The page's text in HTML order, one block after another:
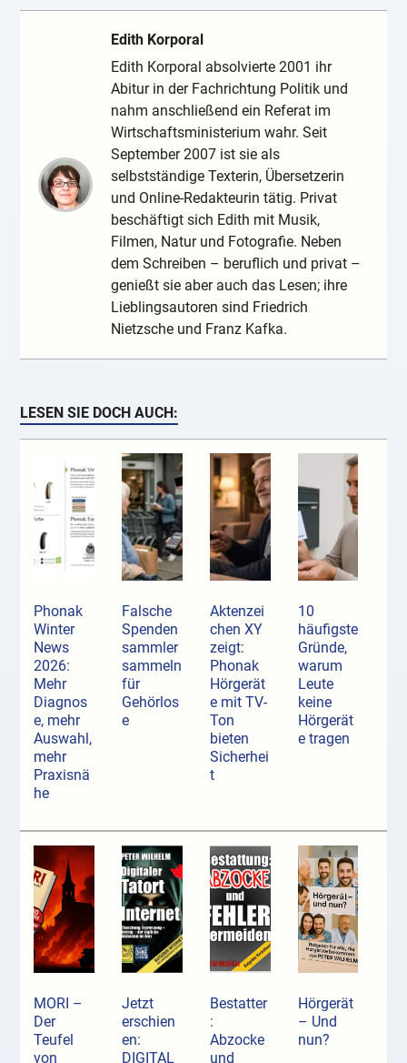
Edith Korporal
Edith Korporal absolvierte 2001 ihr
Abitur in der Fachrichtung Politik und
nahm anschließend ein Referat im
Wirtschaftsministerium wahr. Seit
September 2007 ist sie als
selbstständige Texterin, Übersetzerin
und Online-Redakteurin tätig. Privat
beschäftigt sich Edith mit Musik,
Filmen, Natur und Fotografie. Neben
dem Schreiben – beruflich und privat –
genießt sie aber auch das Lesen; ihre
Lieblingsautoren sind Friedrich
Nietzsche und Franz Kafka.
LESEN SIE DOCH AUCH:
Phonak
Winter
News
2026:
Mehr
Diagnos
e, mehr
Auswahl,
mehr
Praxisnä
he
Falsche
Spenden
sammler
sammeln
für
Gehörlos
e
Aktenzei
chen XY
zeigt:
Phonak
Hörgerät
e mit TV-
Ton
bieten
Sicherhei
t
10
häufigste
Gründe,
warum
Leute
keine
Hörgerät
e tragen
MORI –
Der
Teufel
von
Jetzt
erschien
en:
DIGITAL
Bestatter
:
Abzocke
und
Hörgerät
– Und
nun?